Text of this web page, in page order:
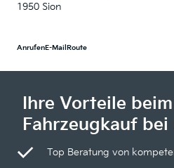
1950 Sion
AnrufenE-Mail Route
Ihre Vorteile beim
Fahrzeugkauf bei
Top Beratung von